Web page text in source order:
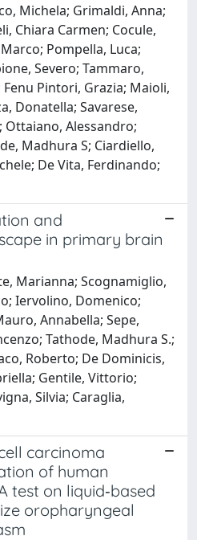
Michela; Grimaldi, Anna;
Chiara Carmen; Cocule,
Pompella, Luca;
Severo; Tammaro,
Pintori, Grazia; Maioli,
Donatella; Savarese,
Ottaiano, Alessandro;
Madhura S; Ciardiello,
De Vita, Ferdinando;
and
in primary brain
Marianna; Scognamiglio,
Iervolino, Domenico;
Annabella; Sepe,
Tathode, Madhura S.;
Roberto; De Dominicis,
Gentile, Vittorio;
Silvia; Caraglia,
carcinoma
of human
test on liquid‐based
oropharyngeal